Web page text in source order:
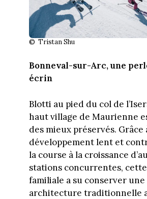
© Tristan Shu
Bonneval-sur-Arc, une
écrin
Blotti au pied du col de
haut village de Maurienne
des mieux préservés. Grâce
développement lent et
la course à la croissance
stations concurrentes,
familiale a su conserver une
architecture traditionnelle